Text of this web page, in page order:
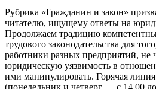
Рубрика «Гражданин и закон»
читателю, ищущему ответы на
Продолжаем традицию
тру­дового законодатель­ства для
работники разных предприятий, не
юридическую уязвимость в
ими манипу­лировать. Горячая
(понедельник и четверг — с 14.00